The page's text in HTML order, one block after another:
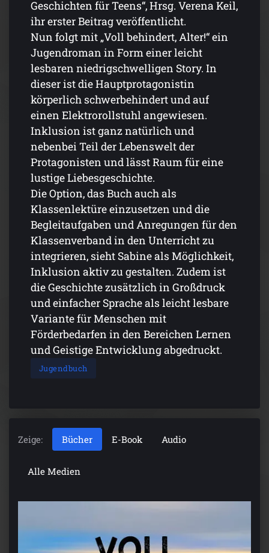
Geschichten für Teens“, Hrsg. Verena Keil,
ihr erster Beitrag veröffentlicht.
Nun folgt mit „Voll behindert, Alter!“ ein
Jugendroman in Form einer leicht
lesbaren niedrigschwelligen Story. In
dieser ist die Hauptprotagonistin
körperlich schwerbehindert und auf
einen Elektrorollstuhl angewiesen.
Inklusion ist ganz natürlich und
nebenbei Teil der Lebenswelt der
Protagonisten und lässt Raum für eine
lustige Liebesgeschichte.
Die Option, das Buch auch als
Klassenlektüre einzusetzen und die
Begleitaufgaben und Anregungen für den
Klassenverband in den Unterricht zu
integrieren, sieht Sabine als Möglichkeit,
Inklusion aktiv zu gestalten. Zudem ist
die Geschichte zusätzlich in Großdruck
und einfacher Sprache als leicht lesbare
Variante für Menschen mit
Förderbedarfen in den Bereichen Lernen
und Geistige Entwicklung abgedruckt.
Jugendbuch
Zeige: Bücher E-Book Audio
Alle Medien